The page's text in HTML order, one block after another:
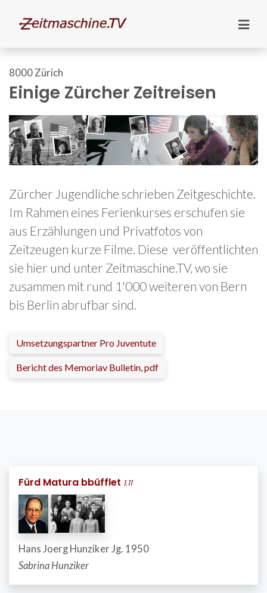
8000 Zürich
Einige Zürcher Zeitreisen
Zürcher Jugendliche schrieben Zeitgeschichte.
Im Rahmen eines Ferienkurses erschufen sie
aus Erzählungen und Privatfotos von
Zeitzeugen kurze Filme. Diese veröffentlichten
sie hier und unter Zeitmaschine.TV, wo sie
zusammen mit rund 1'000 weiteren von Bern
bis Berlin abrufbar sind.
Umsetzungspartner Pro Juventute
Bericht des Memoriav Bulletin, pdf
Fürd Matura bbüfflet 1.11
Hans Joerg Hunziker Jg. 1950
Sabrina Hunziker